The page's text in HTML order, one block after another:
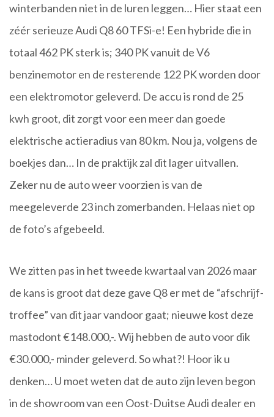
winterbanden niet in de luren leggen… Hier staat een
zéér serieuze Audi Q8 60 TFSi-e! Een hybride die in
totaal 462 PK sterk is; 340 PK vanuit de V6
benzinemotor en de resterende 122 PK worden door
een elektromotor geleverd. De accu is rond de 25
kwh groot, dit zorgt voor een meer dan goede
elektrische actieradius van 80 km. Nou ja, volgens de
boekjes dan… In de praktijk zal dit lager uitvallen.
Zeker nu de auto weer voorzien is van de
meegeleverde 23 inch zomerbanden. Helaas niet op
de foto’s afgebeeld.
We zitten pas in het tweede kwartaal van 2026 maar
de kans is groot dat deze gave Q8 er met de “afschrijf-
troffee” van dit jaar vandoor gaat; nieuwe kost deze
mastodont €148.000,-. Wij hebben de auto voor dik
€30.000,- minder geleverd. So what?! Hoor ik u
denken… U moet weten dat de auto zijn leven begon
in de showroom van een Oost-Duitse Audi dealer en